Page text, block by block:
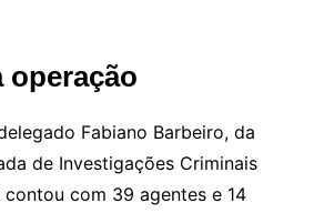
operação
Fabiano Barbeiro, da
de Investigações Criminais
com 39 agentes e 14